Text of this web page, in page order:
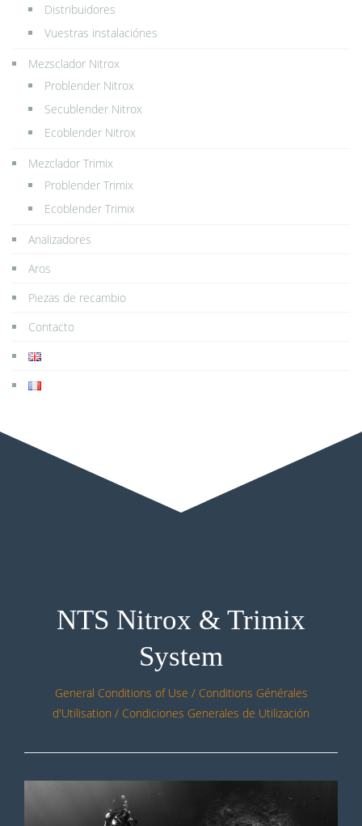
Distribuidores
Vuestras instalaciónes
Mezsclador Nitrox
Problender Nitrox
Secublender Nitrox
Ecoblender Nitrox
Mezclador Trimix
Problender Trimix
Ecoblender Trimix
Analizadores
Aros
Piezas de recambio
Contacto
NTS Nitrox & Trimix
System
General Conditions of Use / Conditions Générales
d'Utilisation / Condiciones Generales de Utilización